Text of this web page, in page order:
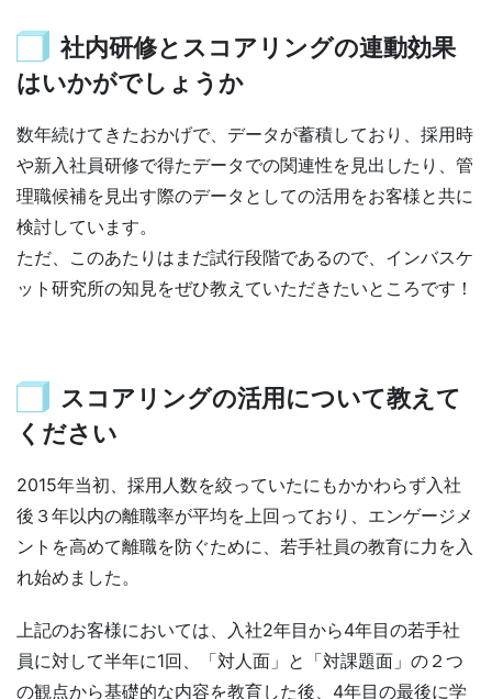
社内研修とスコアリングの連動効果
はいかがでしょうか
数年続けてきたおかげで、データが蓄積しており、採用時
や新入社員研修で得たデータでの関連性を見出したり、管
理職候補を見出す際のデータとしての活用をお客様と共に
検討しています。
ただ、このあたりはまだ試行段階であるので、インバスケ
ット研究所の知見をぜひ教えていただきたいところです！
スコアリングの活用について教えて
ください
2015年当初、採用人数を絞っていたにもかかわらず入社
後３年以内の離職率が平均を上回っており、エンゲージメ
ントを高めて離職を防ぐために、若手社員の教育に力を入
れ始めました。
上記のお客様においては、入社2年目から4年目の若手社
員に対して半年に1回、「対人面」と「対課題面」の２つ
の観点から基礎的な内容を教育した後、4年目の最後に学